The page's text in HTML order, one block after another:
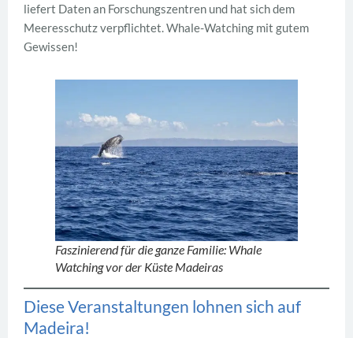
liefert Daten an Forschungszentren und hat sich dem
Meeresschutz verpflichtet. Whale-Watching mit gutem
Gewissen!
Faszinierend für die ganze Familie: Whale
Watching vor der Küste Madeiras
Diese Veranstaltungen lohnen sich auf
Madeira!